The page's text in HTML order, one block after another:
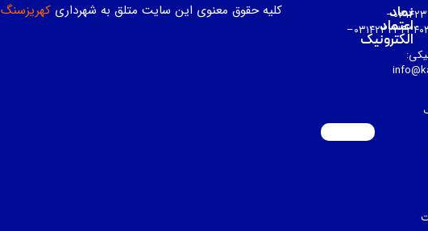
تلفن: ۰۳۱۴۲۳۲۵۱۵۳–نماد
اعتماد
الکترونیک
کلیه حقوق معنوی این سایت متلق به شهرداریکهریزسنگ